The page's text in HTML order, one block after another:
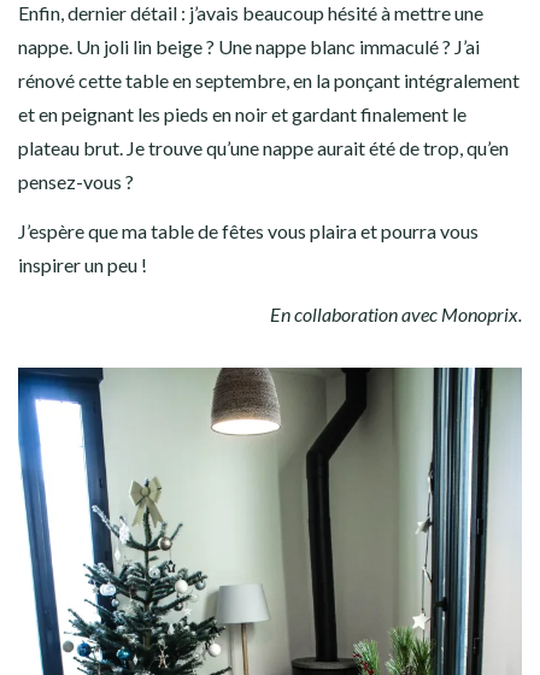
Enfin, dernier détail : j’avais beaucoup hésité à mettre une
nappe. Un joli lin beige ? Une nappe blanc immaculé ? J’ai
rénové cette table en septembre, en la ponçant intégralement
et en peignant les pieds en noir et gardant finalement le
plateau brut. Je trouve qu’une nappe aurait été de trop, qu’en
pensez-vous ?
J’espère que ma table de fêtes vous plaira et pourra vous
inspirer un peu !
En collaboration avec Monoprix.